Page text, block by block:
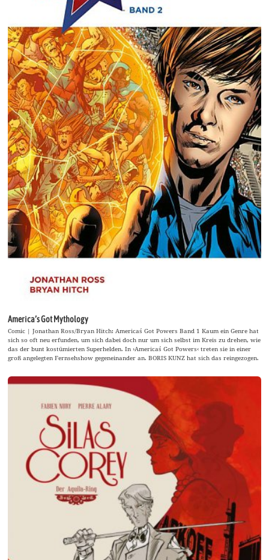
America’s Got Mythology
Comic | Jonathan Ross/Bryan Hitch: America´s Got Powers Band 1 Kaum ein Genre hat
sich so oft neu erfunden, um sich dabei doch nur um sich selbst im Kreis zu drehen, wie
das der bunt kostümierten Superhelden. In ›America´s Got Powers‹ treten sie in einer
groß angelegten Fernsehshow gegeneinander an. BORIS KUNZ hat sich das reingezogen.